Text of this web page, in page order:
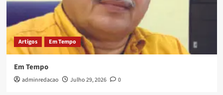
Artigos Em Tempo
Em Tempo
adminredacao Julho 29, 2026 0